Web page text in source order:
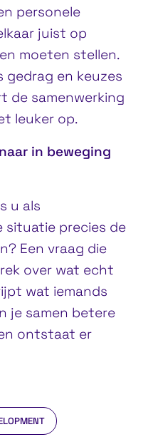
personele
juist op
moeten stellen.
gedrag en keuzes
de samenwerking
leuker op.
in beweging
u als
situatie precies de
Een vraag die
over wat echt
wat iemands
je samen betere
ontstaat er